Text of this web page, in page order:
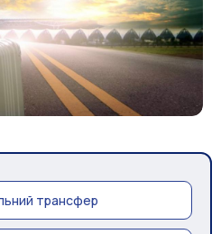
трансфер